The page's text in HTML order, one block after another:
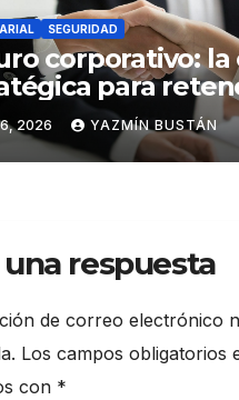
SEGURIDAD
corporativo: la
para
en Ecuador
2026 YAZMÍN BUSTÁN
una respuesta
de correo electrónico
Los campos obligatorios
con *